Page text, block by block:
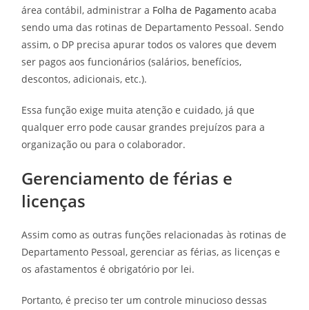
área contábil, administrar a Folha de Pagamento acaba
sendo uma das rotinas de Departamento Pessoal. Sendo
assim, o DP precisa apurar todos os valores que devem
ser pagos aos funcionários (salários, benefícios,
descontos, adicionais, etc.).
Essa função exige muita atenção e cuidado, já que
qualquer erro pode causar grandes prejuízos para a
organização ou para o colaborador.
Gerenciamento de férias e
licenças
Assim como as outras funções relacionadas às rotinas de
Departamento Pessoal, gerenciar as férias, as licenças e
os afastamentos é obrigatório por lei.
Portanto, é preciso ter um controle minucioso dessas